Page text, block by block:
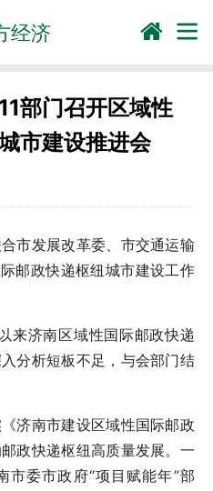
经济
部门召开区域性
市建设推进会
发展改革委、市交通运输
邮政快递枢纽城市建设工作
济南区域性国际邮政快递
分析短板不足，与会部门结
南市建设区域性国际邮政
政快递枢纽高质量发展。一
市委市政府“项目赋能年”部